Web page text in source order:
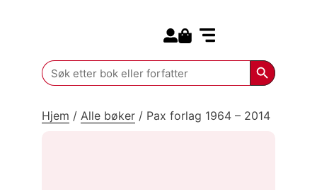
Search
for:
Search
Hjem / Alle bøker / Pax forlag 1964 – 2014